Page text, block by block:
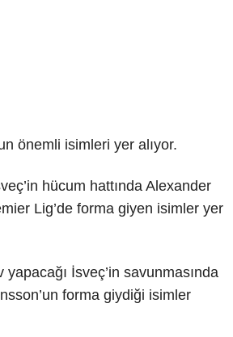
önemli isimleri yer alıyor.
hücum hattında Alexander
Lig’de forma giyen isimler yer
İsveç’in savunmasında
forma giydiği isimler